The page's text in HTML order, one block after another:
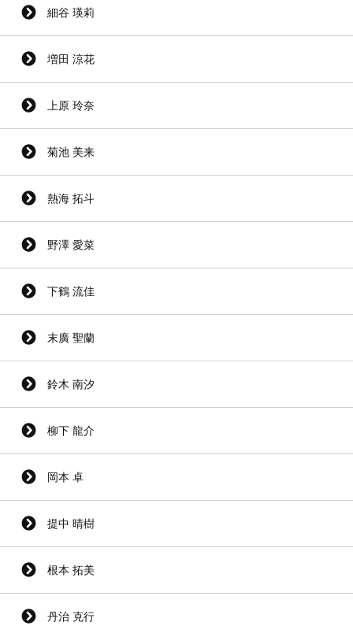
細谷 瑛莉
増田 涼花
上原 玲奈
菊池 美来
熱海 拓斗
野澤 愛菜
下鶴 流佳
末廣 聖蘭
鈴木 南汐
柳下 龍介
岡本 卓
提中 晴樹
根本 拓美
丹治 克行